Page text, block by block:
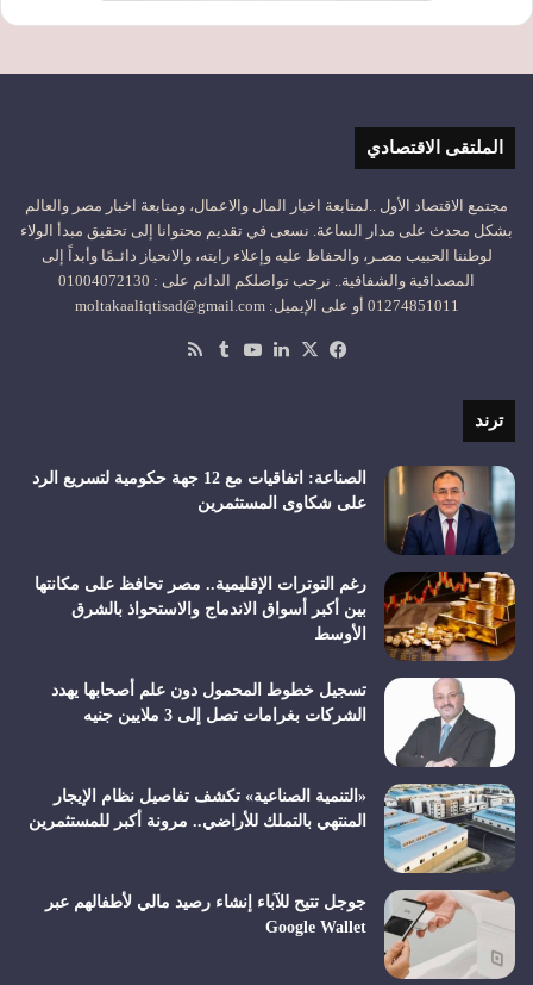
الملتقى الاقتصادي
مجتمع الاقتصاد الأول ..لمتابعة اخبار المال والاعمال، ومتابعة اخبار مصر والعالم
بشكل محدث على مدار الساعة. نسعى في تقديم محتوانا إلى تحقيق مبدأ الولاء
لوطننا الحبيب مصـر، والحفاظ عليه وإعلاء رايته، والانحياز دائـمًا وأبداً إلى
المصداقية والشفافية.. نرحب تواصلكم الدائم على : 01004072130
01274851011 أو على الإيميل: moltakaaliqtisad@gmail.com
فيسبوك
‫X لينكدإن‫YouTube
ترند
الصناعة: اتفاقيات مع 12 جهة حكومية لتسريع الرد
على شكاوى المستثمرين
رغم التوترات الإقليمية.. مصر تحافظ على مكانتها
بين أكبر أسواق الاندماج والاستحواذ بالشرق
الأوسط
تسجيل خطوط المحمول دون علم أصحابها يهدد
الشركات بغرامات تصل إلى 3 ملايين جنيه
«التنمية الصناعية» تكشف تفاصيل نظام الإيجار
المنتهي بالتملك للأراضي.. مرونة أكبر للمستثمرين
جوجل تتيح للآباء إنشاء رصيد مالي لأطفالهم عبر
Google Wallet